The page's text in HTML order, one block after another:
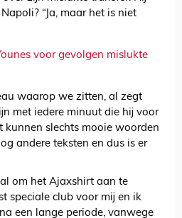
“Ja, maar het is niet
voor gevolgen mislukte
waarop we zitten, al zegt
met iedere minuut die hij voor
kunnen slechts mooie woorden
andere teksten en dus is er
om het Ajaxshirt aan te
speciale club voor mij en ik
een lange periode, vanwege